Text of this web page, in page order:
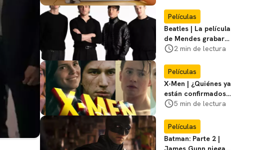
Películas
Beatles | La película
de Mendes grabará
escenas en la
2 min de lectura
Películas
X-Men | ¿Quiénes ya
están confirmados
en la película de
favoritos
5 min de lectura
Películas
Batman: Parte 2 |